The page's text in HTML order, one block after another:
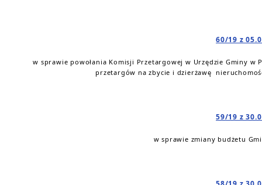
60/19 z
w sprawie powołania Komisji Przetargowej w Urzędzie Gminy w
przetargów na zbycie i dzierżawę
59/19 z
w sprawie zmiany budżetu